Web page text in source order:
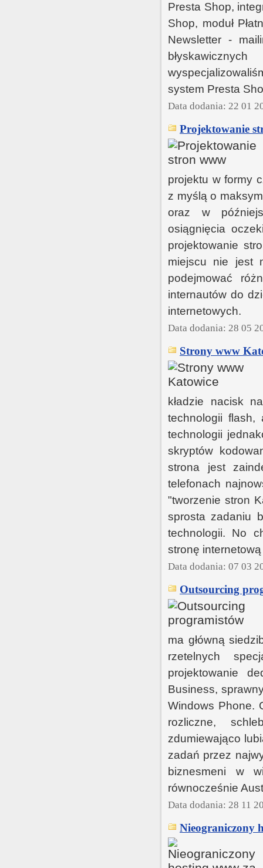
Presta Shop,
Shop, moduł
Newsletter -
system Presta
Data dodania: 22 01
Projektowanie
projektu w formy
z myślą o
oraz w
osiągnięcia
projektowanie
miejscu nie jest
podejmować
internautów do
internetowych.
Data dodania: 28 05
Strony www
kładzie nacisk
technologii
technologii
skryptów
strona jest
telefonach
"tworzenie stron
sprosta zadaniu
technologii. No
stronę internetową
Data dodania: 07 03
Outsourcing
ma główną
rzetelnych
projektowanie
Business,
Windows Phone.
rozliczne,
zdumiewająco
zadań przez
biznesmeni w
równocześnie
Data dodania: 28 11
Nieograniczony